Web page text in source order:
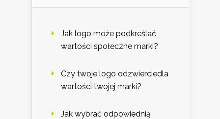
Jak logo może podkreślać
wartości społeczne marki?
Czy twoje logo odzwierciedla
wartości twojej marki?
Jak wybrać odpowiednią